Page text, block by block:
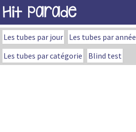
Hit Parade
Les tubes par jour Les tubes par année
Les tubes par catégorie
Blind test